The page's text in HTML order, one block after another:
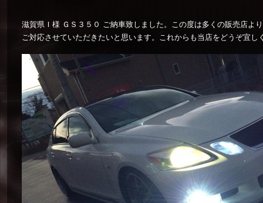
滋賀県Ｉ様 ＧＳ３５０ ご納車致しました。この度は多くの販売店よ
ご対応させていただきたいと思います。これからも当店をどうぞ宜